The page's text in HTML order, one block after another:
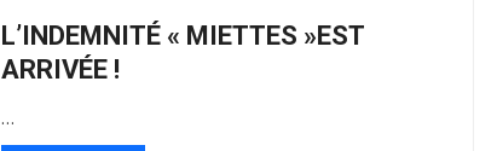
L’INDEMNITÉ « MIETTES »EST
ARRIVÉE !
…